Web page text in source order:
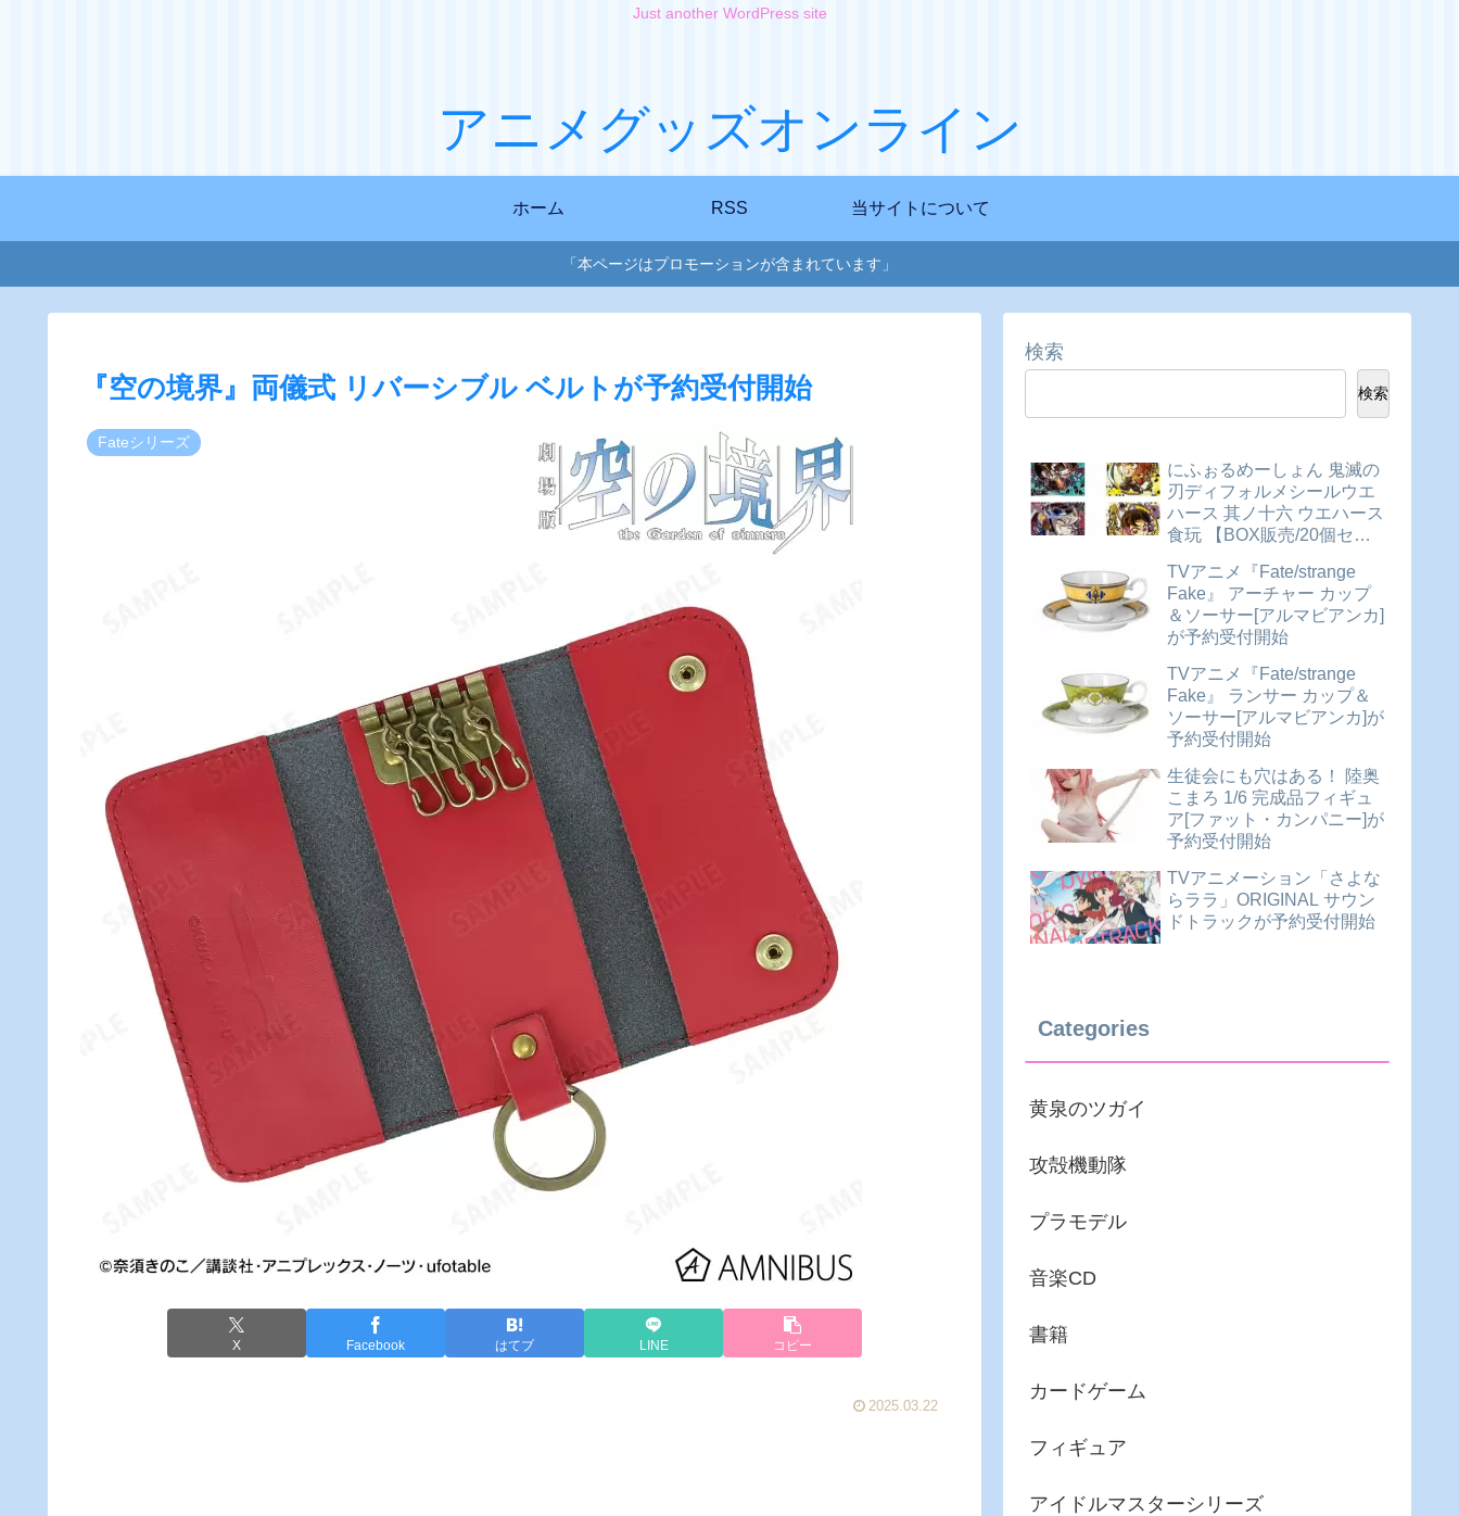
Just another WordPress site
アニメグッズオンライン
ホーム RSS 当サイトについて
「本ページはプロモーションが含まれています」
『​空の​境界』両儀式 リバーシブル ベルトが予約受付開始
Fateシリーズ
X Facebook はてブ LINE コピー
2025.03.22
検索
検索
にふぉるめーしょん 鬼滅の
刃ディフォルメシールウエ
ハース 其ノ十六 ウエハース
食玩 【BOX販売/20個セッ
TVアニメ『Fate/strange
Fake』 アーチャー カップ
＆ソーサー[アルマビアンカ]
が予約受付開始
TVアニメ『Fate/strange
Fake』 ランサー カップ＆
ソーサー[アルマビアンカ]が
予約受付開始
生徒会にも穴はある！ 陸奥
こまろ 1/6 完成品フィギュ
ア[ファット・カンパニー]が
予約受付開始
TVアニメーション「さよな
らララ」ORIGINAL サウン
ドトラックが予約受付開始
Categories
黄泉のツガイ
攻殻機動隊
プラモデル
音楽CD
書籍
カードゲーム
フィギュア
アイドルマスターシリーズ